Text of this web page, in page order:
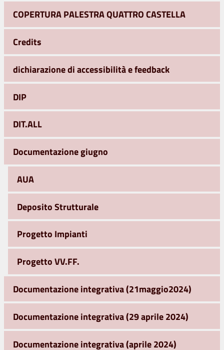
COPERTURA PALESTRA QUATTRO CASTELLA
Credits
dichiarazione di accessibilità e feedback
DIP
DIT.ALL
Documentazione giugno
AUA
Deposito Strutturale
Progetto Impianti
Progetto VV.FF.
Documentazione integrativa (21maggio2024)
Documentazione integrativa (29 aprile 2024)
Documentazione integrativa (aprile 2024)